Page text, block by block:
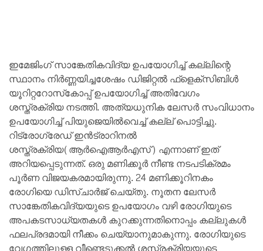
ഇമേജിംഗ് സാങ്കേതികവിദ്യ ഉപയോഗിച്ച് കല്ലിന്റെ
സ്ഥാനം നിര്‍ണ്ണയിച്ചശേഷം ഡിജിറ്റല്‍ ഫ്‌ളെക്‌സിബിള്‍
യൂറിറ്ററോസ്‌കോപ്പ് ഉപയോഗിച്ച് അതിവേഗം
ശസ്ത്രക്രിയ നടത്തി. അത്യധുനിക ലേസര്‍ സംവിധാനം
ഉപയോഗിച്ച് പിയുജെയില്‍വെച്ച് കല്ല് പൊട്ടിച്ചു.
റിട്രോഗ്രേഡ് ഇന്‍ട്രാറിനല്‍
ശസ്ത്രക്രിയ(ആര്‍ഐആര്‍എസ്) എന്നാണ് ഇത്
അറിയപ്പെടുന്നത്. ഒരു മണിക്കൂര്‍ നീണ്ട നടപടിക്രമം
പൂര്‍ണ വിജയകരമായിരുന്നു. 24 മണിക്കൂറിനകം
രോഗിയെ ഡിസ്ചാര്‍ജ് ചെയ്തു. നൂതന ലേസര്‍
സാങ്കേതികവിദ്യയുടെ ഉപയോഗം വഴി രോഗിയുടെ
അപകടസാധ്യതകള്‍ കുറക്കുന്നതിനൊപ്പം കല്ലുകള്‍
ഫലപ്രദമായി നീക്കം ചെയ്യാനുമാകുന്നു. രോഗിയുടെ